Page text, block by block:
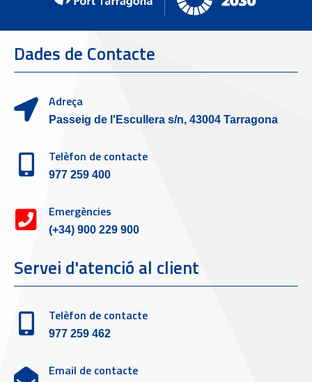
Dades de Contacte
Adreça
Passeig de l'Escullera s/n, 43004 Tarragona
Telèfon de contacte
977 259 400
Emergències
(+34) 900 229 900
Servei d'atenció al client
Telèfon de contacte
977 259 462
Email de contacte